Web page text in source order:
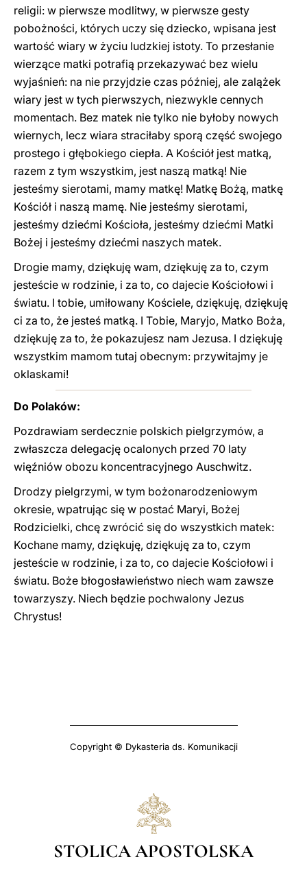
religii: w pierwsze modlitwy, w pierwsze gesty
pobożności, których uczy się dziecko, wpisana jest
wartość wiary w życiu ludzkiej istoty. To przesłanie
wierzące matki potrafią przekazywać bez wielu
wyjaśnień: na nie przyjdzie czas później, ale zalążek
wiary jest w tych pierwszych, niezwykle cennych
momentach. Bez matek nie tylko nie byłoby nowych
wiernych, lecz wiara straciłaby sporą część swojego
prostego i głębokiego ciepła. A Kościół jest matką,
razem z tym wszystkim, jest naszą matką! Nie
jesteśmy sierotami, mamy matkę! Matkę Bożą, matkę
Kościół i naszą mamę. Nie jesteśmy sierotami,
jesteśmy dziećmi Kościoła, jesteśmy dziećmi Matki
Bożej i jesteśmy dziećmi naszych matek.
Drogie mamy, dziękuję wam, dziękuję za to, czym
jesteście w rodzinie, i za to, co dajecie Kościołowi i
światu. I tobie, umiłowany Kościele, dziękuję, dziękuję
ci za to, że jesteś matką. I Tobie, Maryjo, Matko Boża,
dziękuję za to, że pokazujesz nam Jezusa. I dziękuję
wszystkim mamom tutaj obecnym: przywitajmy je
oklaskami!
Do Polaków:
Pozdrawiam serdecznie polskich pielgrzymów, a
zwłaszcza delegację ocalonych przed 70 laty
więźniów obozu koncentracyjnego Auschwitz.
Drodzy pielgrzymi, w tym bożonarodzeniowym
okresie, wpatrując się w postać Maryi, Bożej
Rodzicielki, chcę zwrócić się do wszystkich matek:
Kochane mamy, dziękuję, dziękuję za to, czym
jesteście w rodzinie, i za to, co dajecie Kościołowi i
światu. Boże błogosławieństwo niech wam zawsze
towarzyszy. Niech będzie pochwalony Jezus
Chrystus!
Copyright © Dykasteria ds. Komunikacji
STOLICA APOSTOLSKA